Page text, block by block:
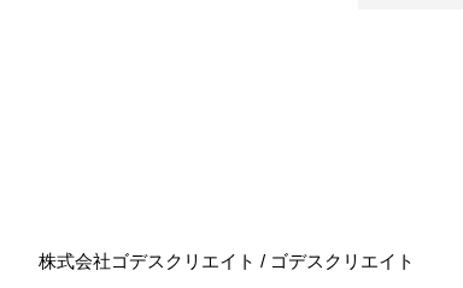
株式会社ゴデスクリエイト / ゴデスクリエイト